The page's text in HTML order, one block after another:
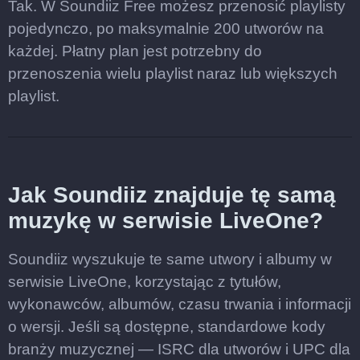
Tak. W Soundiiz Free możesz przenosić playlisty
pojedynczo, po maksymalnie 200 utworów na
każdej. Płatny plan jest potrzebny do
przenoszenia wielu playlist naraz lub większych
playlist.
Jak Soundiiz znajduje tę samą
muzykę w serwisie LiveOne?
Soundiiz wyszukuje te same utwory i albumy w
serwisie LiveOne, korzystając z tytułów,
wykonawców, albumów, czasu trwania i informacji
o wersji. Jeśli są dostępne, standardowe kody
branży muzycznej — ISRC dla utworów i UPC dla